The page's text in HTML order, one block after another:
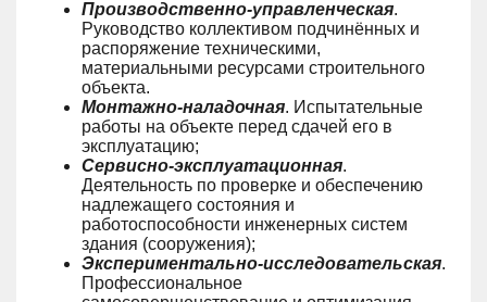
Производственно-управленческая.
Руководство коллективом подчинённых и
распоряжение техническими,
материальными ресурсами строительного
объекта.
Монтажно-наладочная. Испытательные
работы на объекте перед сдачей его в
эксплуатацию;
Сервисно-эксплуатационная.
Деятельность по проверке и обеспечению
надлежащего состояния и
работоспособности инженерных систем
здания (сооружения);
Экспериментально-исследовательская.
Профессиональное